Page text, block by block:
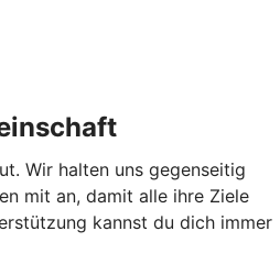
Wir halten uns gegenseitig
mit an, damit alle ihre Ziele
kannst du dich immer